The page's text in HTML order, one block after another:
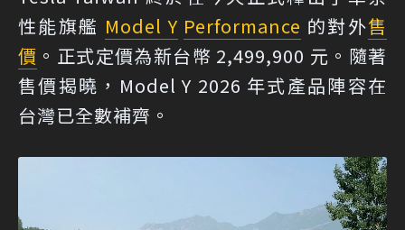
性能旗艦 Model Y Performance 的對外售
價 。正式定價為新台幣 2,499,900 元。隨著
售價揭曉，Model Y 2026 年式產品陣容在
台灣已全數補齊。